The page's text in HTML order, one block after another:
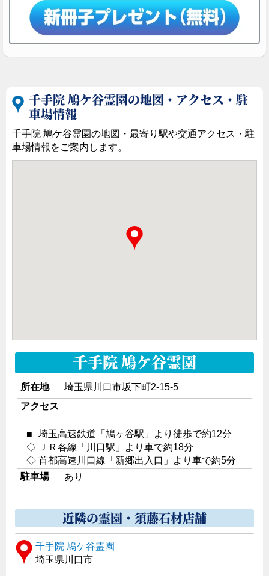
千手院 鳩ケ谷霊園の地図・アクセス・駐
車場情報
千手院 鳩ケ谷霊園の地図・最寄り駅や交通アクセス・駐
車場情報をご案内します。
千手院 鳩ケ谷霊園
所在地
埼玉県川口市坂下町2-15-5
アクセス
■
埼玉高速鉄道「鳩ヶ谷駅」より徒歩で約12分
◇
ＪＲ各線「川口駅」より車で約18分
◇ 首都高速川口線「新郷出入口」より車で約5分
駐車場
あり
近隣の霊園・須藤石材店舗
千手院 鳩ケ谷霊園
埼玉県川口市